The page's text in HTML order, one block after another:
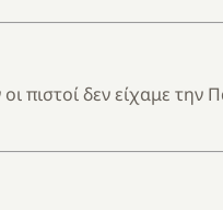
πιστοί δεν είχαμε την